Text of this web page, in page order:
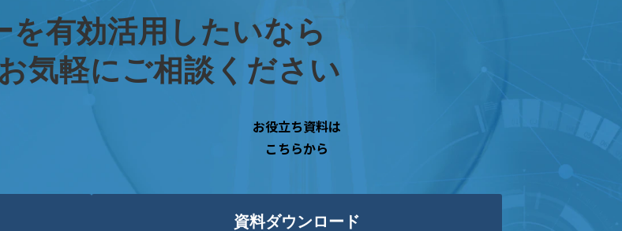
を有効活用したいなら
気軽にご相談ください
お役立ち資料は
こちらから
資料ダウンロード